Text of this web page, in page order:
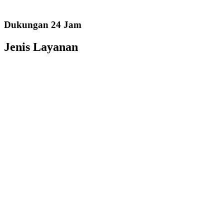
Dukungan 24 Jam
Jenis Layanan